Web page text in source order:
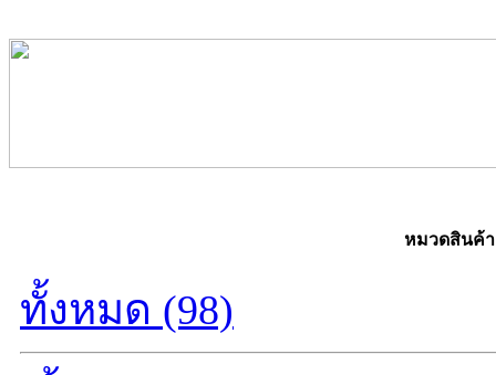
หมวดสินค้า
ทั้งหมด (98)